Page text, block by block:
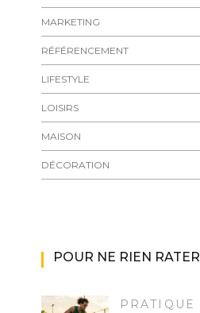
MARKETING
RÉFÉRENCEMENT
LIFESTYLE
LOISIRS
MAISON
DÉCORATION
POUR NE RIEN RATER
PRATIQUE